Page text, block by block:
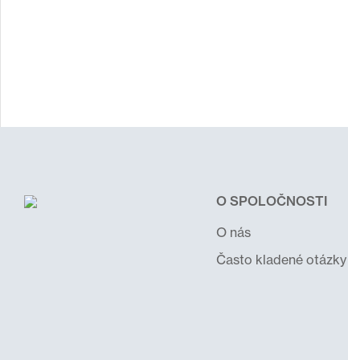
O SPOLOČNOSTI
O nás
Často kladené otázky